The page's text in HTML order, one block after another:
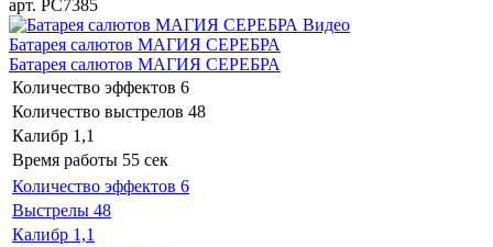
арт. РС7385
Видео
Батарея салютов МАГИЯ СЕРЕБРА
Батарея салютов МАГИЯ СЕРЕБРА
Количество эффектов 6
Количество выстрелов 48
Калибр 1,1
Время работы 55 сек
Количество эффектов 6
Выстрелы 48
Калибр 1,1